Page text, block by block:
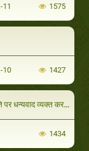
11 1575
10 1427
धन्यवाद व्यक्त करना।
1434